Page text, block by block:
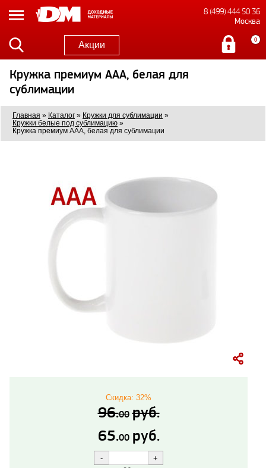
8 (499) 444 50 36
Москва
Акции 0
Кружка премиум ААА, белая для
сублимации
Главная » Каталог » Кружки для сублимации »
Кружки белые под сублимацию »
Кружка премиум ААА, белая для сублимации
65.00 руб.
96.00 руб.
Скидка: 32%